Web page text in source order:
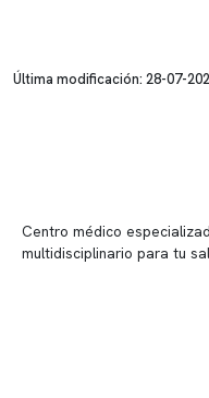
Última modificación: 28-07-
Centro médico
multidisciplinario para tu